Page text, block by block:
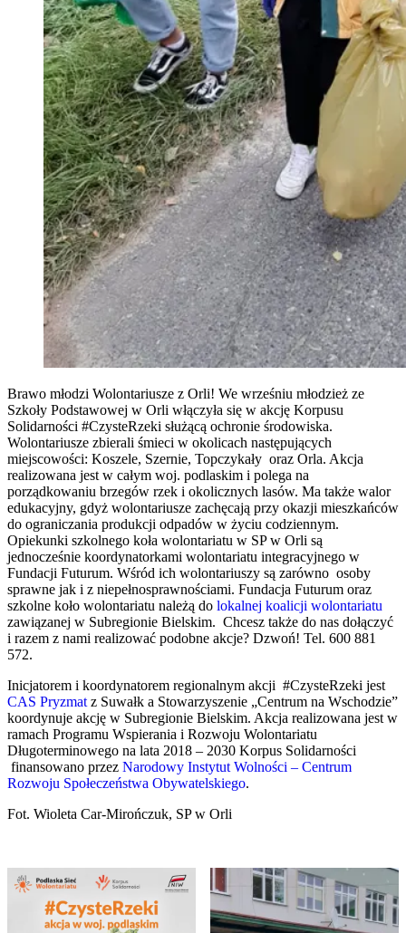
Brawo młodzi Wolontariusze z Orli! We wrześniu młodzież ze
Szkoły Podstawowej w Orli włączyła się w akcję Korpusu
Solidarności #CzysteRzeki służącą ochronie środowiska.
Wolontariusze zbierali śmieci w okolicach następujących
miejscowości: Koszele, Szernie, Topczykały oraz Orla. Akcja
realizowana jest w całym woj. podlaskim i polega na
porządkowaniu brzegów rzek i okolicznych lasów. Ma także walor
edukacyjny, gdyż wolontariusze zachęcają przy okazji mieszkańców
do ograniczania produkcji odpadów w życiu codziennym.
Opiekunki szkolnego koła wolontariatu w SP w Orli są
jednocześnie koordynatorkami wolontariatu integracyjnego w
Fundacji Futurum. Wśród ich wolontariuszy są zarówno osoby
sprawne jak i z niepełnosprawnościami. Fundacja Futurum oraz
szkolne koło wolontariatu należą do lokalnej koalicji wolontariatu
zawiązanej w Subregionie Bielskim. Chcesz także do nas dołączyć
i razem z nami realizować podobne akcje? Dzwoń! Tel. 600 881
572.
Inicjatorem i koordynatorem regionalnym akcji #CzysteRzeki jest
CAS Pryzmat z Suwałk a Stowarzyszenie „Centrum na Wschodzie”
koordynuje akcję w Subregionie Bielskim. Akcja realizowana jest w
ramach Programu Wspierania i Rozwoju Wolontariatu
Długoterminowego na lata 2018 – 2030 Korpus Solidarności
finansowano przez Narodowy Instytut Wolności – Centrum
Rozwoju Społeczeństwa Obywatelskiego.
Fot. Wioleta Car-Mirończuk, SP w Orli